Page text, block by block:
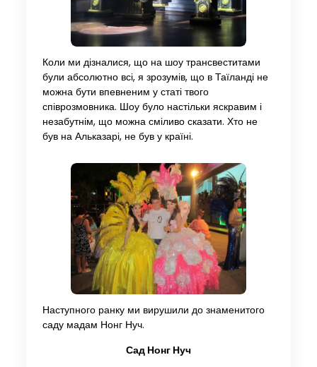
Коли ми дізналися, що на шоу трансвеститами
були абсолютно всі, я зрозумів, що в Таїланді не
можна бути впевненим у статі твого
співрозмовника. Шоу було настільки яскравим і
незабутнім, що можна сміливо сказати. Хто не
був на Альказарі, не був у країні.
Наступного ранку ми вирушили до знаменитого
саду мадам Нонг Нуч.
Сад Нонг Нуч